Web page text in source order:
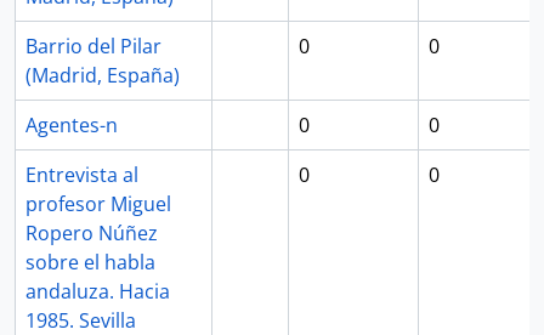
Barrio del Pilar
(Madrid, España)
0 0
Agentes-n 0
0
Entrevista al
profesor Miguel
Ropero Núñez
sobre el habla
andaluza. Hacia
1985. Sevilla
0 0